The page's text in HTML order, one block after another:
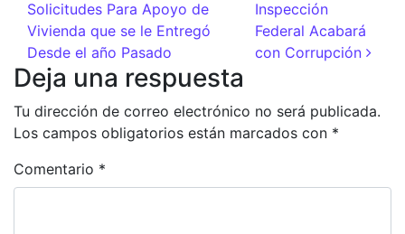
Solicitudes Para Apoyo de
Vivienda que se le Entregó
Desde el año Pasado
Inspección
Federal Acabará
con Corrupción
Deja una respuesta
Tu dirección de correo electrónico no será publicada.
Los campos obligatorios están marcados con *
Comentario *